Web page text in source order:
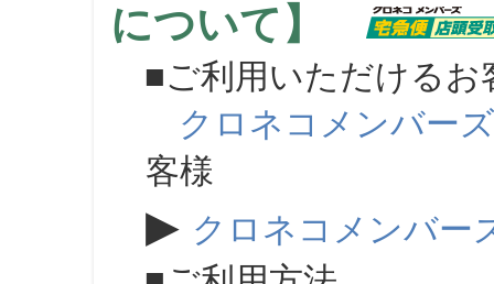
について】
■ご利用いただけるお
クロネコメンバーズ
客様
▶ クロネコメンバー